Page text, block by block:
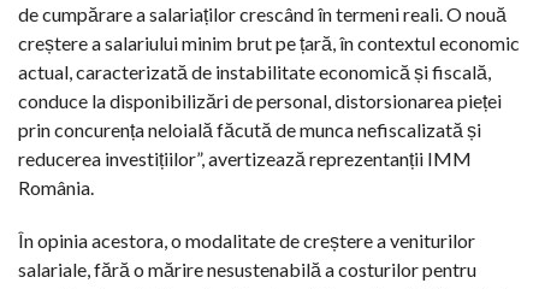
de cumpărare a salariaților crescând în termeni reali. O nouă
creștere a salariului minim brut pe țară, în contextul economic
actual, caracterizată de instabilitate economică și fiscală,
conduce la disponibilizări de personal, distorsionarea pieței
prin concurența neloială făcută de munca nefiscalizată și
reducerea investițiilor”, avertizează reprezentanții IMM
România.
În opinia acestora, o modalitate de creștere a veniturilor
salariale, fără o mărire nesustenabilă a costurilor pentru